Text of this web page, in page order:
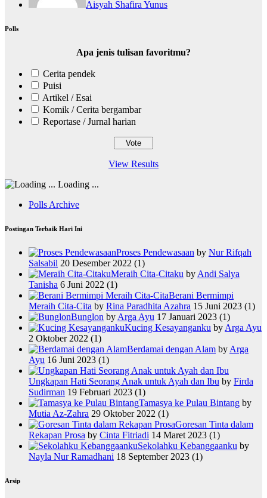
Aisyah Shafira Yunus
Polls
Apa jenis tulisan favoritmu?
Cerita pendek
Puisi
Artikel / Esai
Komik / Cerita bergambar
Reportase / Jurnal harian
View Results
Loading ...
Polls Archive
Postingan Terbaik Hari Ini
Proses Pendewasaan by Nur Rifqah
Salsabil 20 Desember 2022 (1)
Meraih Cita-Citaku by Andi Salya
Tanisha 6 Juni 2022 (1)
Berani Bermimpi
Meraih Cita-Cita by Rina Paradhita Azahra 15 Juni 2023 (1)
Bunglon by Arga Ayu 17 Januari 2023 (1)
Kucing Kesayanganku by Arga Ayu
2 Oktober 2022 (1)
Berdamai dengan Alam by Arga
Ayu 16 Juni 2023 (1)
Ungkapan Hati Seorang Anak untuk Ayah dan Ibu by Firda
Sudirman 19 Februari 2023 (1)
Tamasya ke Pulau Bintang by
Mutia Az-Zahra 29 Oktober 2022 (1)
Goresan Tinta dalam
Rekapan Prosa by Cinta Fitriadi 14 Maret 2023 (1)
Sekolahku Kebanggaanku by
Nayla Nur Ramadhani 18 September 2023 (1)
Arsip